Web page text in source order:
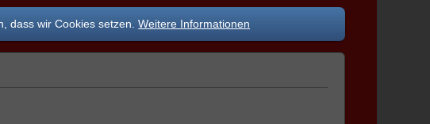
dass wir Cookies setzen.Weitere Informationen